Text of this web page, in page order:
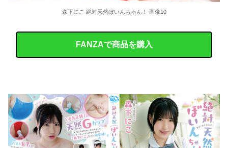
森下にこ 絶対天然ぼいんちゃん！ 画像10
FANZAで商品を購入